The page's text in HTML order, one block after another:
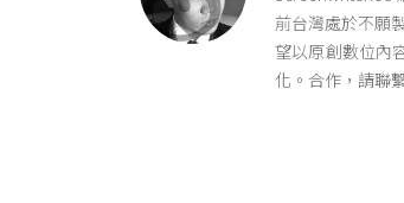
前台灣處於不願
望以原創數位內
化。合作，請聯